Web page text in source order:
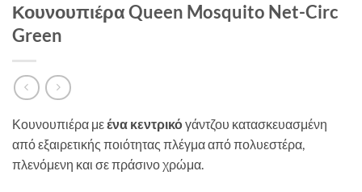
Κουνουπιέρα Queen Mosquito Net-Circ
Green
Κουνουπιέρα μεένα κεντρικόγάντζου κατασκευασμένη
από εξαιρετικής ποιότητας πλέγμα από πολυεστέρα,
πλενόμενη και σε πράσινο χρώμα.